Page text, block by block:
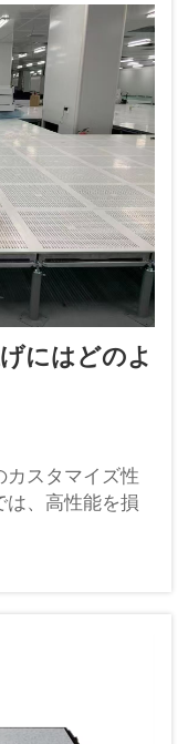
にはどのよ
スタマイズ性
、高性能を損
アデザインに
セラミック製
のであり、厚